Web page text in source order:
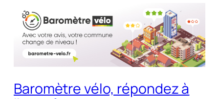
Baromètre vélo, répondez à